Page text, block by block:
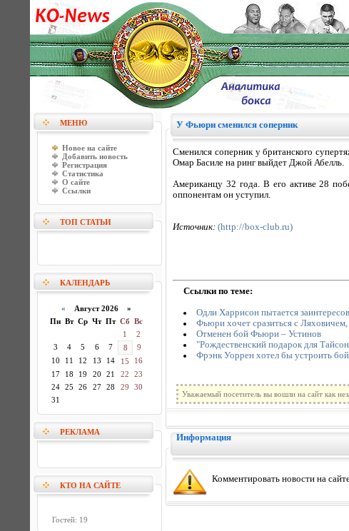
МЕНЮ
Новое на сайте
Добавить новость
Регистрация
Статистика
О сайте
Ссылки
ТОП СТАТЬИ
КАЛЕНДАРЬ
« Август 2026 »
Пн Вт Ср Чт Пт Сб Вс
1
2
3
4 5 6 7 8
9
10
11 12 13 14 15
16
17
18 19 20 21 22
23
24
25 26 27 28 29
30
31
РЕКЛАМА
КТО НА САЙТЕ
Гостей: 19
У Фьюри сменился соперник
Сменился соперник у британского
Омар Басиле на ринг выйдет Джой Абелль.
Американцу 32 года. В его активе 28
оппонентам он уступил.
Источник: (http://box-club.ru)
Ссылки по теме:
Одли Харрисон пытается
Фьюри хочет сразиться с
Отменен бой Фьюри – Устинов
"Рождественский подарок для
Фрэнк Уоррен хотел бы устроить
Уважаемый посетитель вы вошли на сайт как
Информация
Комментировать новости на